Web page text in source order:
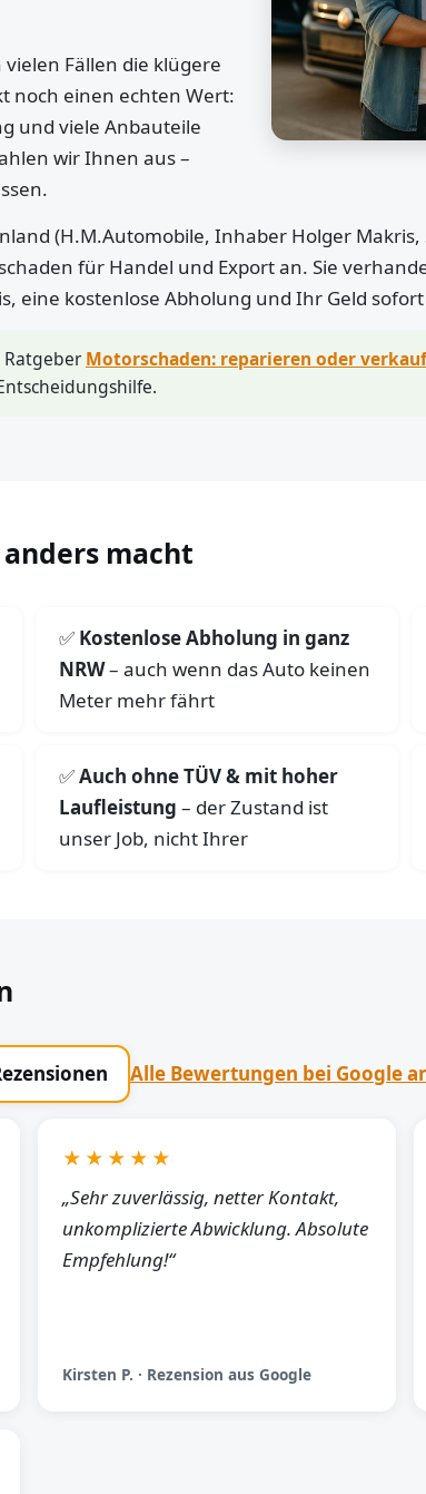
Fällen die klügere
noch einen echten Wert:
und viele Anbauteile
wir Ihnen aus –
(H.M.Automobile, Inhaber Holger
für Handel und Export an. Sie
eine kostenlose Abholung und Ihr Geld
Motorschaden: reparieren oder
macht
Kostenlose Abholung in ganz
NRW– auch wenn das Auto keinen
Meter mehr fährt
Auch ohne TÜV & mit hoher
Laufleistung – der Zustand ist
unser Job, nicht Ihrer
Alle Bewertungen bei Google
★★★★★
„Sehr zuverlässig, netter Kontakt,
unkomplizierte Abwicklung. Absolute
Empfehlung!“
Kirsten P. · Rezension aus Google